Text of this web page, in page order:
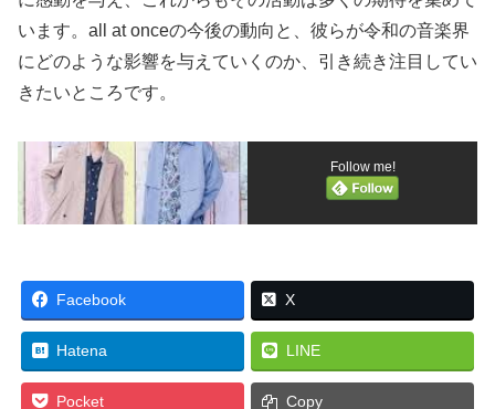
います。all at onceの今後の動向と、彼らが令和の音楽界
にどのような影響を与えていくのか、引き続き注目してい
きたいところです。
Follow me!
Facebook X
Hatena LINE
Pocket Copy